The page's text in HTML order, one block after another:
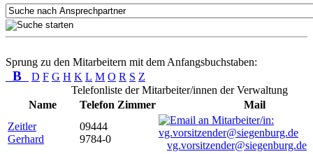
Sprung zu den Mitarbeitern mit dem Anfangsbuchstaben:
B D F G H K L M O R S Z
Telefonliste der Mitarbeiter/innen der Verwaltung
Name
Telefon Zimmer
Mail
Zeitler
Gerhard
09444
9784-0
vg.vorsitzender@siegenburg.de